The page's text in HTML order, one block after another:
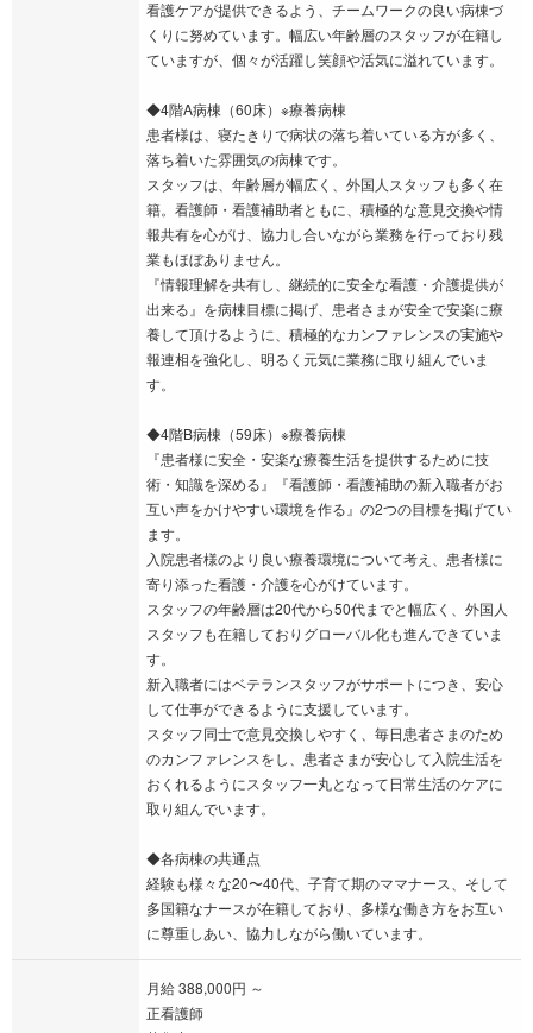
看護ケアが提供できるよう、チームワークの良い病棟づ
くりに努めています。幅広い年齢層のスタッフが在籍し
ていますが、個々が活躍し笑顔や活気に溢れています。
◆4階A病棟（60床）※療養病棟
患者様は、寝たきりで病状の落ち着いている方が多く、
落ち着いた雰囲気の病棟です。
スタッフは、年齢層が幅広く、外国人スタッフも多く在
籍。看護師・看護補助者ともに、積極的な意見交換や情
報共有を心がけ、協力し合いながら業務を行っており残
業もほぼありません。
『情報理解を共有し、継続的に安全な看護・介護提供が
出来る』を病棟目標に掲げ、患者さまが安全で安楽に療
養して頂けるように、積極的なカンファレンスの実施や
報連相を強化し、明るく元気に業務に取り組んでいま
す。
◆4階B病棟（59床）※療養病棟
『患者様に安全・安楽な療養生活を提供するために技
術・知識を深める』『看護師・看護補助の新入職者がお
互い声をかけやすい環境を作る』の2つの目標を掲げてい
ます。
入院患者様のより良い療養環境について考え、患者様に
寄り添った看護・介護を心がけています。
スタッフの年齢層は20代から50代までと幅広く、外国人
スタッフも在籍しておりグローバル化も進んできていま
す。
新入職者にはベテランスタッフがサポートにつき、安心
して仕事ができるように支援しています。
スタッフ同士で意見交換しやすく、毎日患者さまのため
のカンファレンスをし、患者さまが安心して入院生活を
おくれるようにスタッフ一丸となって日常生活のケアに
取り組んでいます。
◆各病棟の共通点
経験も様々な20〜40代、子育て期のママナース、そして
多国籍なナースが在籍しており、多様な働き方をお互い
に尊重しあい、協力しながら働いています。
月給 388,000円 ～
正看護師